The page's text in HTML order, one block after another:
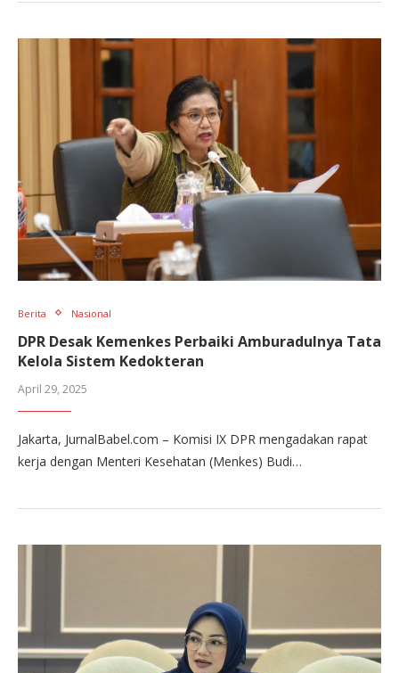
Berita Nasional
DPR Desak Kemenkes Perbaiki Amburadulnya Tata
Kelola Sistem Kedokteran
April 29, 2025
Jakarta, JurnalBabel.com – Komisi IX DPR mengadakan rapat
kerja dengan Menteri Kesehatan (Menkes) Budi…